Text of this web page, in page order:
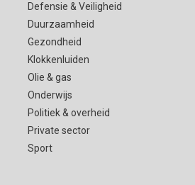
Defensie & Veiligheid
Duurzaamheid
Gezondheid
Klokkenluiden
Olie & gas
Onderwijs
Politiek & overheid
Private sector
Sport